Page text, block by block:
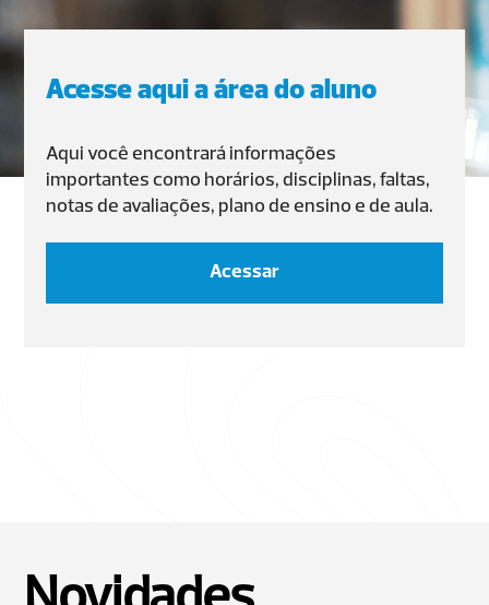
Acesse aqui a área do aluno
Aqui você encontrará informações
importantes como horários, disciplinas, faltas,
notas de avaliações, plano de ensino e de aula.
Acessar